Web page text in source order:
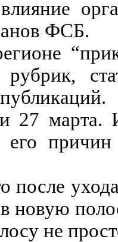
ФСБ.
рубрик,
27 марта.
его
после
новую
не